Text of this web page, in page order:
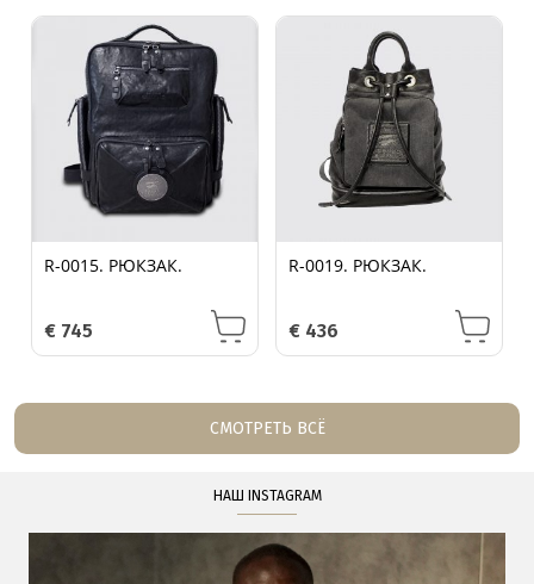
R-0015. РЮКЗАК.
€ 745
R-0019. РЮКЗАК.
€ 436
СМОТРЕТЬ ВСЁ
НАШ INSTAGRAM